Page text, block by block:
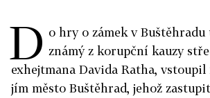
D o hry o zámek v Buštěhradu
známý z korupční kauzy
exhejtmana Davida Ratha, vstoupil
jím město Buštěhrad, jehož